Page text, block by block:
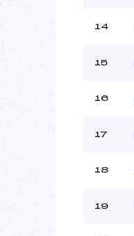
14
15
16
17
18
19